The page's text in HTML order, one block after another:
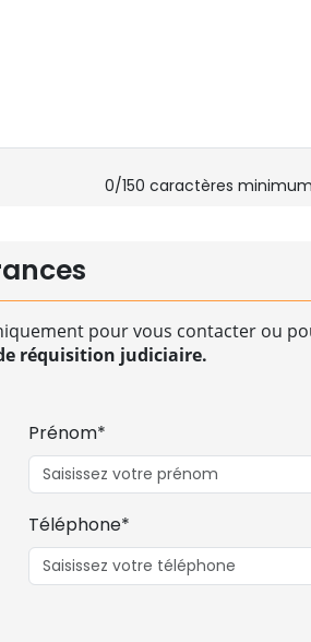
0/150 caractères minimum
pour vous contacter ou
réquisition judiciaire.
Prénom*
Téléphone*